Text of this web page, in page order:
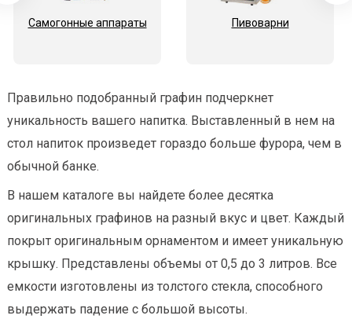
Самогонные аппараты Пивоварни
Правильно подобранный графин подчеркнет
уникальность вашего напитка. Выставленный в нем на
стол напиток произведет гораздо больше фурора, чем в
обычной банке.
В нашем каталоге вы найдете более десятка
оригинальных графинов на разный вкус и цвет. Каждый
покрыт оригинальным орнаментом и имеет уникальную
крышку. Представлены объемы от 0,5 до 3 литров. Все
емкости изготовлены из толстого стекла, способного
выдержать падение с большой высоты.